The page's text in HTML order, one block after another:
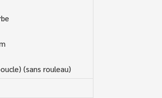
(sans rouleau)